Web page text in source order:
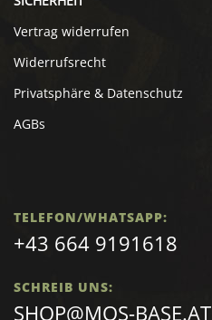
Vertrag widerrufen
Widerrufsrecht
Privatsphäre & Datenschutz
AGBs
TELEFON/WHATSAPP:
+43 664 9191618
SCHREIB UNS:
SHOP@MOS-BASE.AT